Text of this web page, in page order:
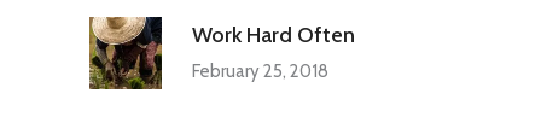
Work Hard Often
February 25, 2018